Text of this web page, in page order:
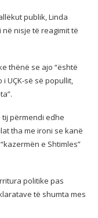
publik, Linda
nisje të reagimit të
thënë se ajo “është
i UÇK-së së popullit,
tij përmendi edhe
tha me ironi se kanë
e Shtimles”
politike pas
të shumta mes